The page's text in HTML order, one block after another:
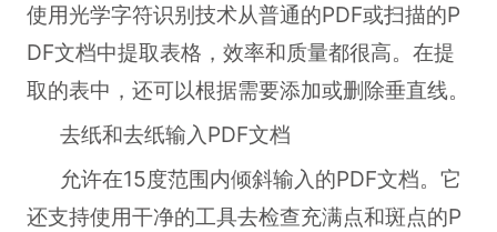
使用光学字符识别技术从普通的PDF或扫描的P
DF文档中提取表格，效率和质量都很高。在提
取的表中，还可以根据需要添加或删除垂直线。
去纸和去纸输入PDF文档
允许在15度范围内倾斜输入的PDF文档。它
还支持使用干净的工具去检查充满点和斑点的P